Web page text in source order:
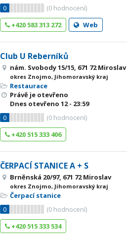
0
(0 hodnocení)
+420 583 313 272
Web
Club U Reberníků
nám. Svobody 15/15, 671 72 Miroslav
okres Znojmo, Jihomoravský kraj
Restaurace
Právě je otevřeno
Dnes otevřeno12 - 23:59
0
(0 hodnocení)
+420 515 333 406
ČERPACÍ STANICE A + S
Brněnská 20/97, 671 72 Miroslav
okres Znojmo, Jihomoravský kraj
Čerpací stanice
0
(0 hodnocení)
+420 515 333 534